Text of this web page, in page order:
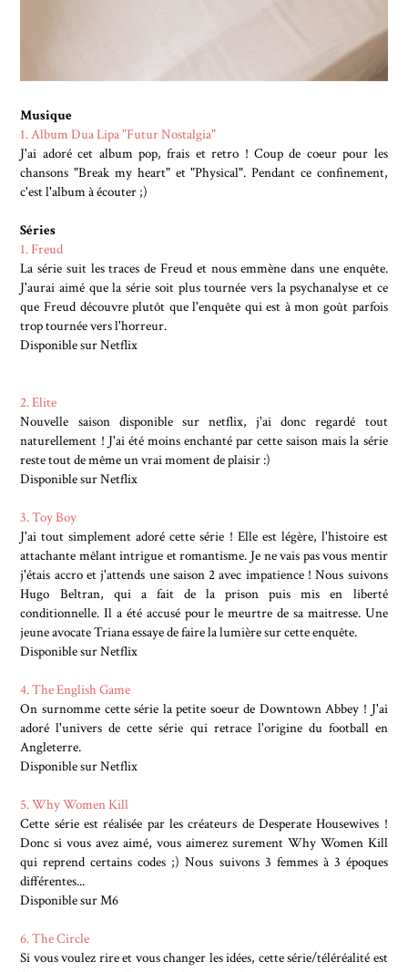
Musique
1. Album Dua Lipa "Futur Nostalgia"
J'ai adoré cet album pop, frais et retro ! Coup de coeur pour les
chansons "Break my heart" et "Physical". Pendant ce confinement,
c'est l'album à écouter ;)
Séries
1. Freud
La série suit les traces de Freud et nous emmène dans une enquête.
J'aurai aimé que la série soit plus tournée vers la psychanalyse et ce
que Freud découvre plutôt que l'enquête qui est à mon goût parfois
trop tournée vers l'horreur.
Disponible sur Netflix
2. Elite
Nouvelle saison disponible sur netflix, j'ai donc regardé tout
naturellement ! J'ai été moins enchanté par cette saison mais la série
reste tout de même un vrai moment de plaisir :)
Disponible sur Netflix
3. Toy Boy
J'ai tout simplement adoré cette série ! Elle est légère, l'histoire est
attachante mêlant intrigue et romantisme. Je ne vais pas vous mentir
j'étais accro et j'attends une saison 2 avec impatience ! Nous suivons
Hugo Beltran, qui a fait de la prison puis mis en liberté
conditionnelle. Il a été accusé pour le meurtre de sa maitresse. Une
jeune avocate Triana essaye de faire la lumière sur cette enquête.
Disponible sur Netflix
4. The English Game
On surnomme cette série la petite soeur de Downtown Abbey ! J'ai
adoré l'univers de cette série qui retrace l'origine du football en
Angleterre.
Disponible sur Netflix
5. Why Women Kill
Cette série est réalisée par les créateurs de Desperate Housewives !
Donc si vous avez aimé, vous aimerez surement Why Women Kill
qui reprend certains codes ;) Nous suivons 3 femmes à 3 époques
différentes...
Disponible sur M6
6. The Circle
Si vous voulez rire et vous changer les idées, cette série/téléréalité est